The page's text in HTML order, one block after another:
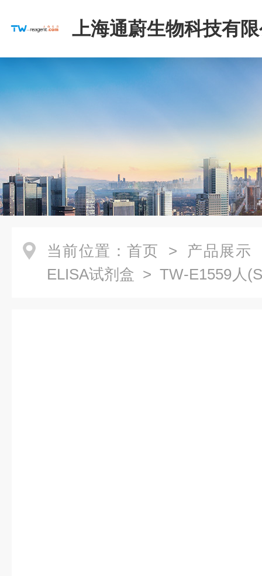
上海通蔚生物科技有
当前位置： 首页 > 产品展示
ELISA试剂盒 > TW-E1559人